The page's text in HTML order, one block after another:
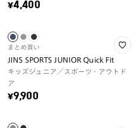
¥4,400
まとめ買い
JINS SPORTS JUNIOR Quick Fit
キッズジュニア／スポーツ・アウトド
ア
¥9,900